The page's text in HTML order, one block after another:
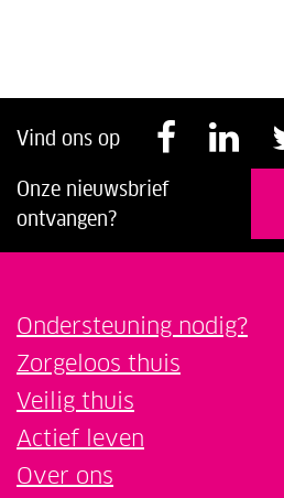
Vind ons op Volg
Onze nieuwsbrief
ontvangen?
Ondersteuning nodig?
Zorgeloos thuis
Veilig thuis
Actief leven
Over ons